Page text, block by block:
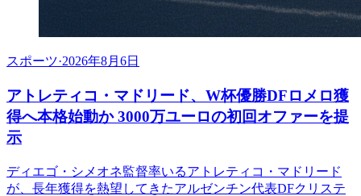
スポーツ·2026年8月6日
アトレティコ・マドリード、W杯優勝DFロメロ獲
得へ本格始動か 3000万ユーロの初回オファーを提
示
ディエゴ・シメオネ監督率いるアトレティコ・マドリード
が、長年獲得を熱望してきたアルゼンチン代表DFクリステ